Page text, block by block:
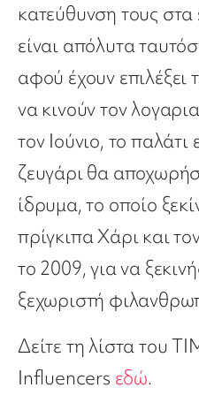
κατεύθυνση τους
είναι απόλυτα
αφού έχουν επιλέξει
να κινούν τον
τον Ιούνιο, το
ζευγάρι θα
ίδρυμα, το οποίο
πρίγκιπα Χάρι και
το 2009, για να
ξεχωριστή
Δείτε τη λίστα του
Influencers εδώ.